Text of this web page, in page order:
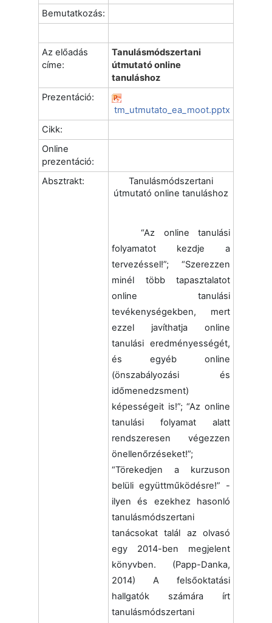
Bemutatkozás:
Az előadás
címe:
Tanulásmódszertani
útmutató online
tanuláshoz
Prezentáció:
tm_utmutato_ea_moot.pptx
Cikk:
Online
prezentáció:
Absztrakt:
Tanulásmódszertani
útmutató online tanuláshoz
“Az online tanulási
folyamatot kezdje a
tervezéssel!”; “Szerezzen
minél több tapasztalatot
online tanulási
tevékenységekben, mert
ezzel javíthatja online
tanulási eredményességét,
és egyéb online
(önszabályozási és
időmenedzsment)
képességeit is!”; “Az online
tanulási folyamat alatt
rendszeresen végezzen
önellenőrzéseket!”;
“Törekedjen a kurzuson
belüli együttműködésre!” -
ilyen és ezekhez hasonló
tanulásmódszertani
tanácsokat talál az olvasó
egy 2014-ben megjelent
könyvben. (Papp-Danka,
2014) A felsőoktatási
hallgatók számára írt
tanulásmódszertani